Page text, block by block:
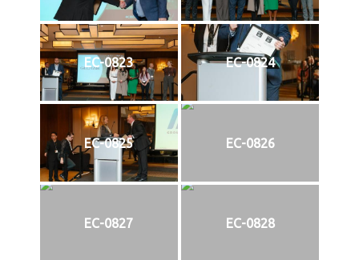
EC-0823 EC-0824
EC-0825 EC-0826
EC-0827 EC-0828